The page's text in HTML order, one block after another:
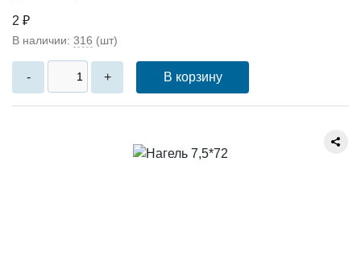
2 ₽
В наличии: 316 (шт)
- + В корзину